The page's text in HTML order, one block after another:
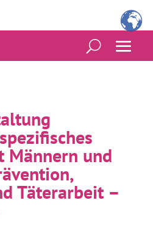
Männern und
Täterarbeit –